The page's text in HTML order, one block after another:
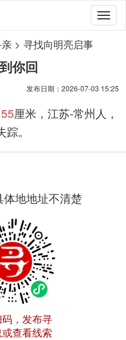
> 寻找向明亮启事
你回
发布日期：2026-07-03 15:25
厘米，江苏-常州人，
踪。
地地址不清楚
，发布寻
或查看线索